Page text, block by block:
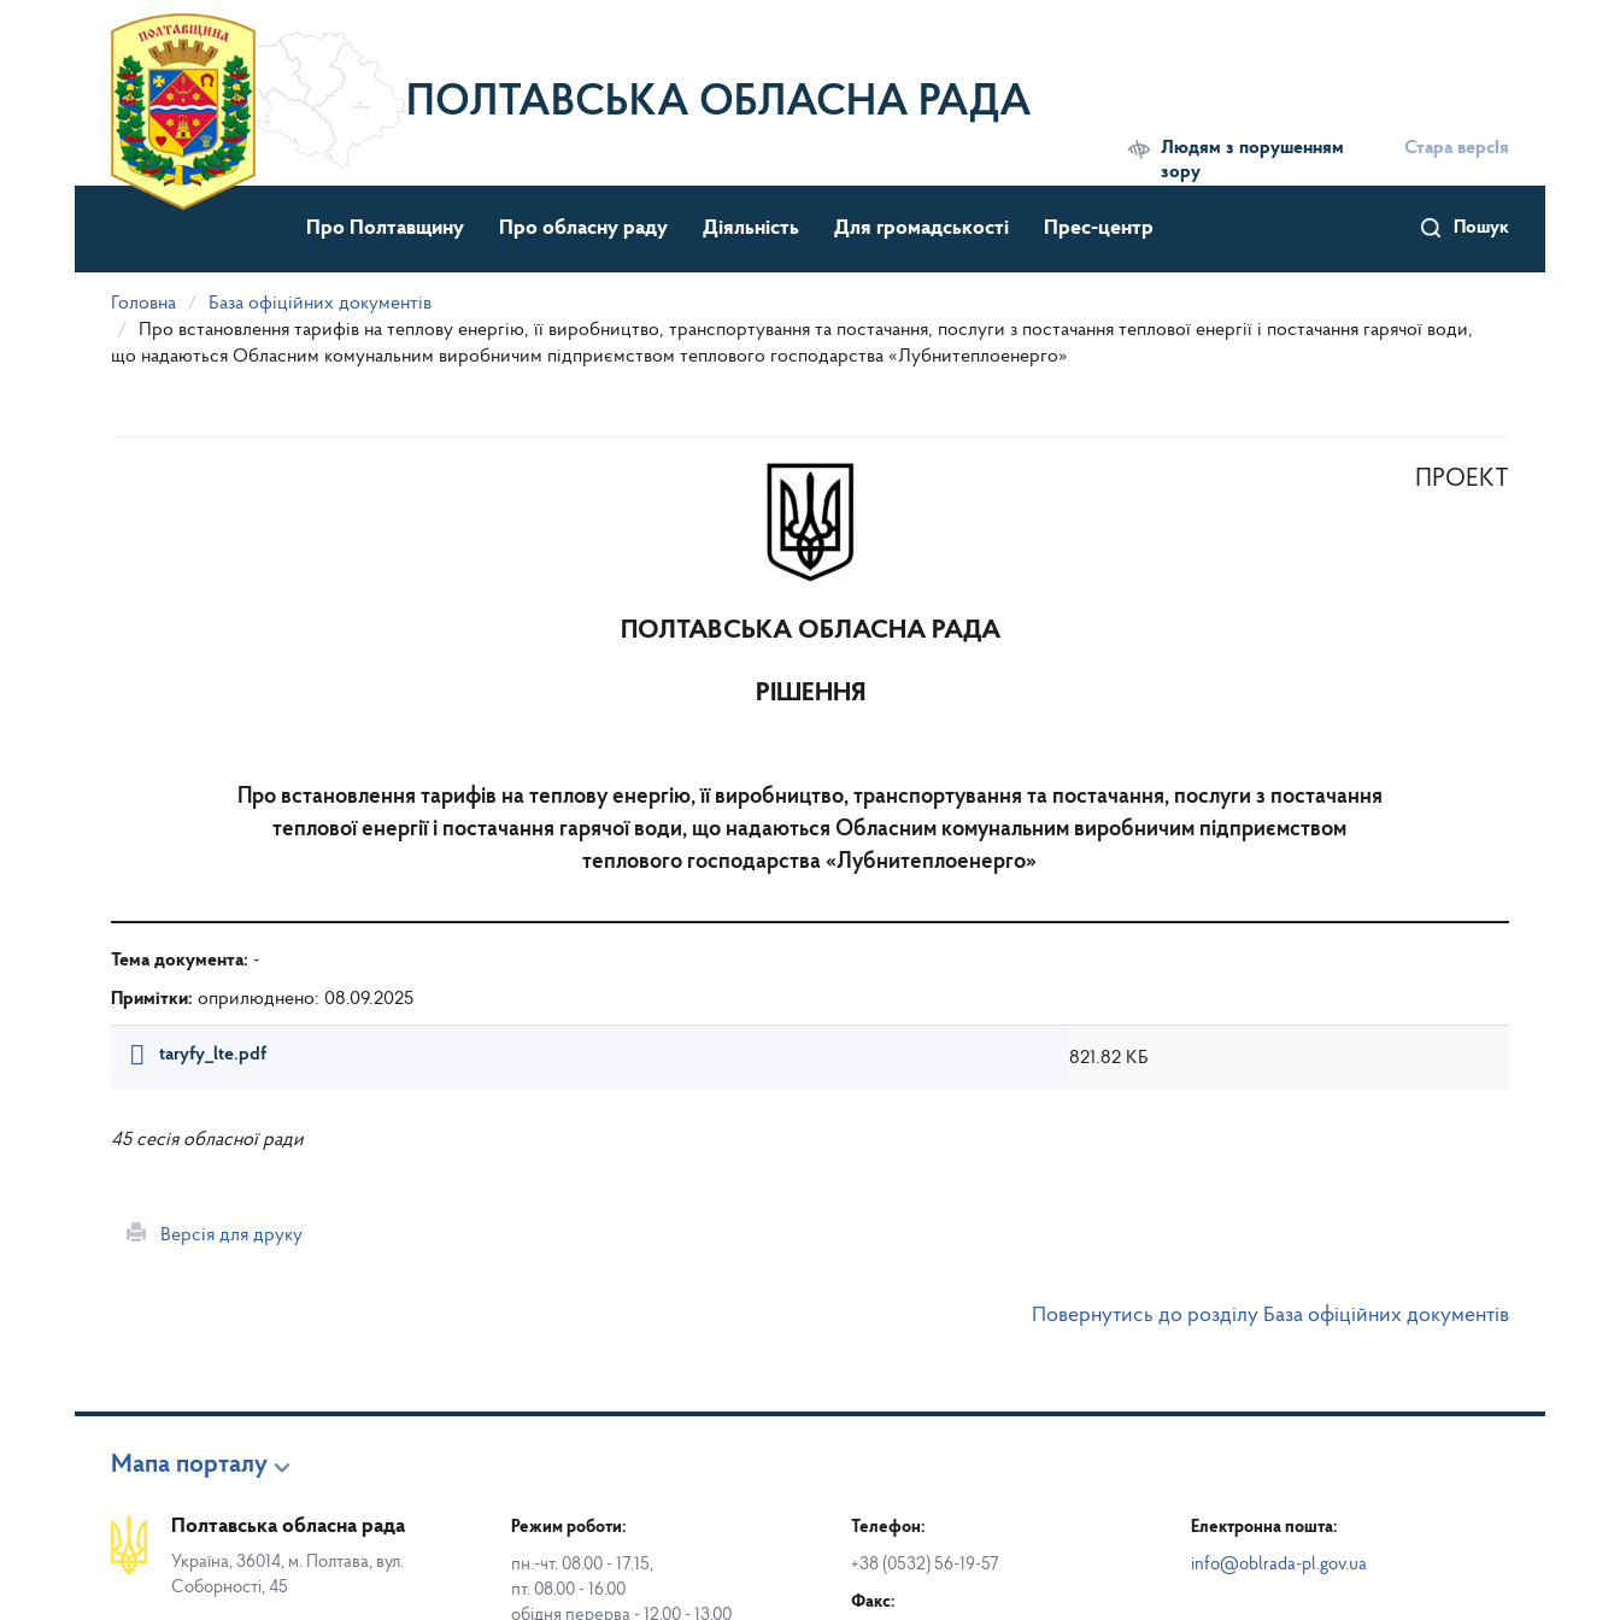
матеріалу
ПОЛТАВСЬКА ОБЛАСНА РАДА
Людям з порушенням
зору
Стара версІя
Пошук
Про Полтавщину Про обласну раду Діяльність Для громадськості Прес-центр
Головна
База офіційних документів
Про встановлення тарифів на теплову енергію, її виробництво, транспортування та постачання, послуги з постачання теплової енергії і постачання гарячої води,
що надаються Обласним комунальним виробничим підприємством теплового господарства «Лубнитеплоенерго»
ПРОЕКТ
ПОЛТАВСЬКА ОБЛАСНА РАДА
РІШЕННЯ
Про встановлення тарифів на теплову енергію, її виробництво, транспортування та постачання, послуги з постачання
теплової енергії і постачання гарячої води, що надаються Обласним комунальним виробничим підприємством
теплового господарства «Лубнитеплоенерго»
Тема документа: -
Примітки: оприлюднено: 08.09.2025
taryfy_lte.pdf 821.82 КБ
45 сесія обласної ради
Версія для друку
Повернутись до розділу База офіційних документів
Мапа порталу
Полтавська обласна рада
Україна, 36014, м. Полтава, вул.
Соборності, 45
Режим роботи:
пн.-чт. 08.00 - 17.15,
пт. 08.00 - 16.00
обідня перерва - 12.00 - 13.00
Телефон:
+38 (0532) 56-19-57
Факс:
Електронна пошта:
info@oblrada-pl.gov.ua